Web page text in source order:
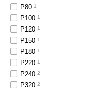
P80 1
P100 1
P120 1
P150 1
P180 1
P220 1
P240 2
P320 2